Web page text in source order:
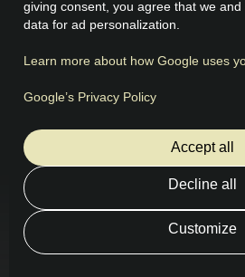
giving consent, you agree that we
data for ad personalization.
Learn more about how Google uses
Google’s Privacy Policy
Decline all
Customize
Accept all
Comentarios
Lo que dicen nuestros